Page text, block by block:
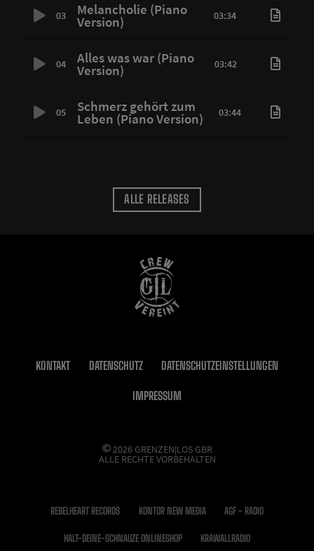
03 Melancholie (Piano
Version) 03:34
04 Alles was war (Piano
Version) 03:42
05 Schmerz gehört zum
Leben (Piano Version) 03:44
ALLE RELEASES
KONTAKT DATENSCHUTZ DATENSCHUTZEINSTELLUNGEN
IMPRESSUM
2026 GRENZEN|LOS GBR
ALLE RECHTE VORBEHALTEN
REBELHEART RECORDS KONTOR NEW MEDIA AGF - RADIO
HALT-DEINE-SCHNAUZE ONLINESHOP KRAWALLRADIO